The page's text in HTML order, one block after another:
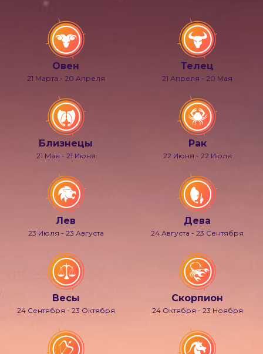
Овен
21 Марта - 20 Апреля
Телец
21 Апреля - 20 Мая
Близнецы
21 Мая - 21 Июня
Рак
22 Июня - 22 Июля
Лев
23 Июля - 23 Августа
Дева
24 Августа - 23 Сентября
Весы
24 Сентября - 23 Октября
Скорпион
24 Октября - 23 Ноября